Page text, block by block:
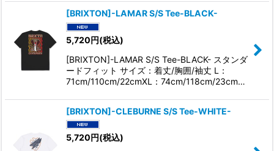
[BRIXTON]-LAMAR S/S Tee-BLACK-
5,720円(税込)
[BRIXTON]-LAMAR S/S Tee-BLACK- スタンダ
ードフィット サイズ：着丈/胸囲/袖丈 L：
71cm/110cm/22cmXL：74cm/118cm/23cm…
[BRIXTON]-CLEBURNE S/S Tee-WHITE-
5,720円(税込)